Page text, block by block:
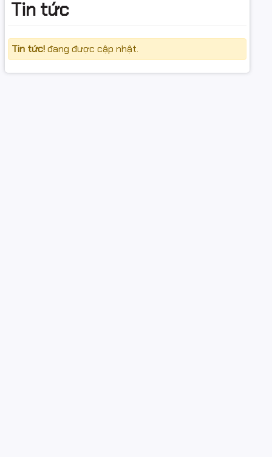
Tin tức
Tin tức!đang được cập nhật.
hộp &
…